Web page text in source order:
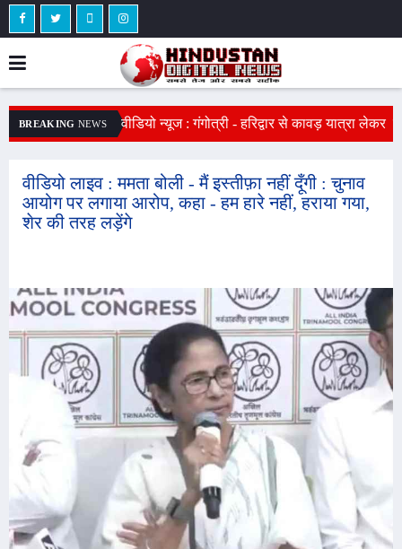
BREAKING NEWS
हादसा : सीकर में
वीडियो न्यूज : गंगोत्री - हरिद्वार से कावड़ यात्रा लेकर
जलाभिषेक, 11 दिन में 475 किलोमीटर की दूरी ते की
वीडियो लाइव : ममता बोली - मैं इस्तीफ़ा नहीं दूँगी : चुनाव
आयोग पर लगाया आरोप, कहा - हम हारे नहीं, हराया गया,
शेर की तरह लड़ेंगे